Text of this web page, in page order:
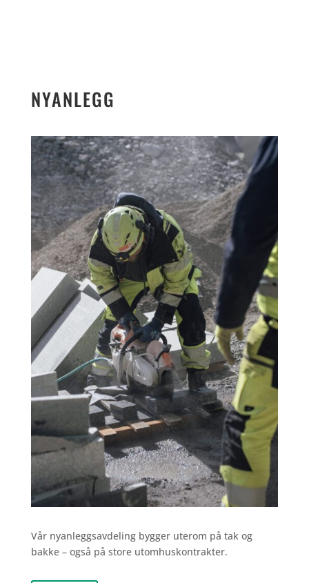
NYANLEGG
Vår nyanleggsavdeling bygger uterom på tak og
bakke – også på store utomhuskontrakter.